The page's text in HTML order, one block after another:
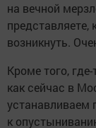
на вечной
представляете,
возникнуть.
Кроме того,
как сейчас в
устанавливаем
к